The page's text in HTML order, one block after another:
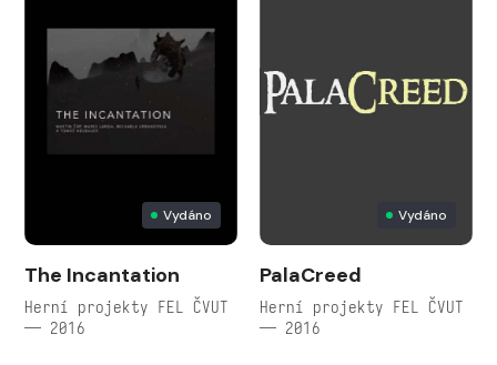
Vydáno
The Incantation
Herní projekty FEL ČVUT
— 2016
Vydáno
PalaCreed
Herní projekty FEL ČVUT
— 2016